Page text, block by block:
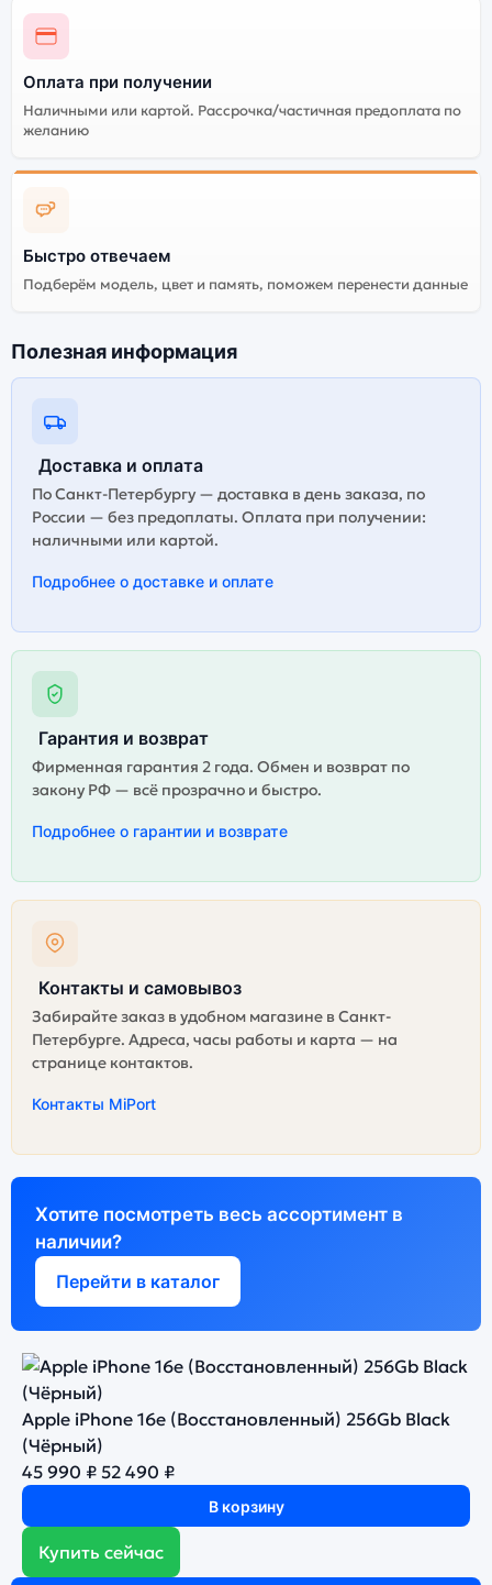
Оплата при получении
Наличными или картой. Рассрочка/частичная предоплата по
желанию
Быстро отвечаем
Подберём модель, цвет и память, поможем перенести данные
Полезная информация
Доставка и оплата
По Санкт-Петербургу — доставка в день заказа, по
России — без предоплаты. Оплата при получении:
наличными или картой.
Подробнее о доставке и оплате
Гарантия и возврат
Фирменная гарантия 2 года. Обмен и возврат по
закону РФ — всё прозрачно и быстро.
Подробнее о гарантии и возврате
Контакты и самовывоз
Забирайте заказ в удобном магазине в Санкт-
Петербурге. Адреса, часы работы и карта — на
странице контактов.
Контакты MiPort
Хотите посмотреть весь ассортимент в
наличии?
Перейти в каталог
Apple iPhone 16e (Восстановленный) 256Gb Black
(Чёрный)
45 990 ₽ 52 490 ₽
В корзину
Купить сейчас